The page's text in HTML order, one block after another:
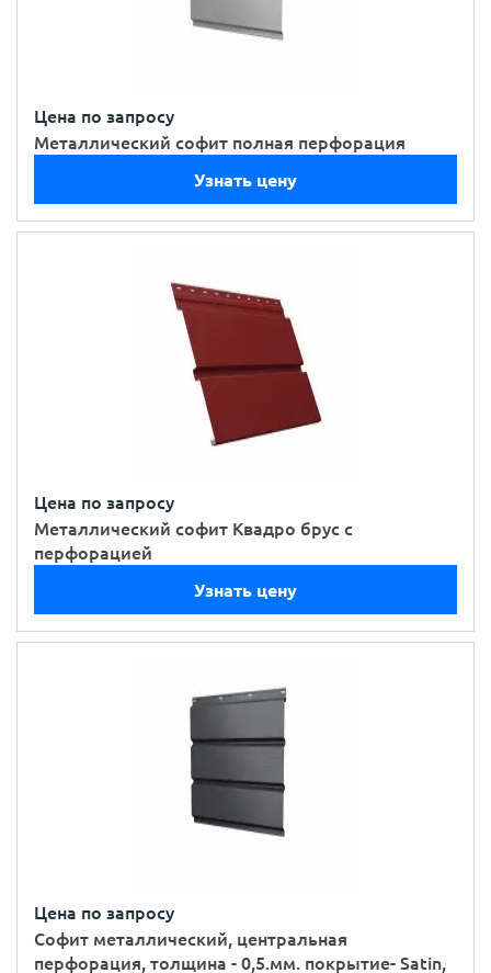
Цена по запросу
Металлический софит полная перфорация
Узнать цену
Цена по запросу
Металлический софит Квадро брус с
перфорацией
Узнать цену
Цена по запросу
Софит металлический, центральная
перфорация, толщина - 0,5.мм. покрытие- Satin,